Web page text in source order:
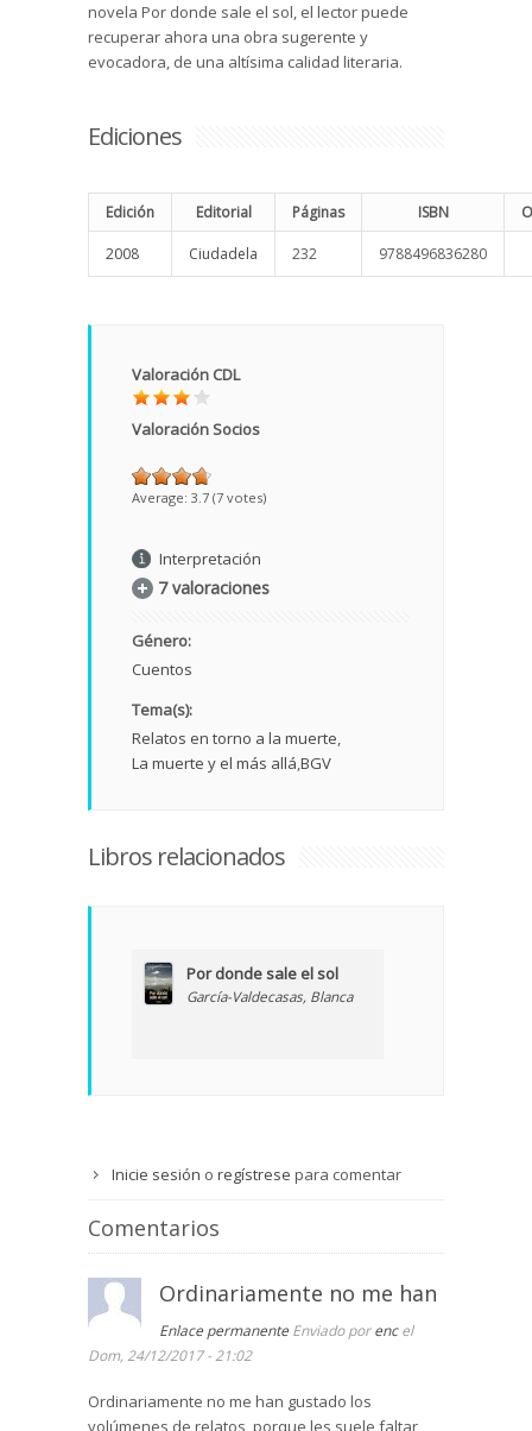
novela Por donde sale el sol, el lector puede
recuperar ahora una obra sugerente y
evocadora, de una altísima calidad literaria.
Ediciones
Edición Editorial Páginas ISBN
2008 Ciudadela 232 9788496836280
Valoración CDL
Valoración Socios
Average: 3.7 (7 votes)
Interpretación
7 valoraciones
Género:
Cuentos
Tema(s):
Relatos en torno a la muerte
La muerte y el más allá BGV
Libros relacionados
Por donde sale el sol
García-Valdecasas, Blanca
Inicie sesión o regístrese para comentar
Comentarios
Ordinariamente no me han
Enlace permanente Enviado porencel
Dom, 24/12/2017 - 21:02
Ordinariamente no me han gustado los
volúmenes de relatos, porque les suele faltar